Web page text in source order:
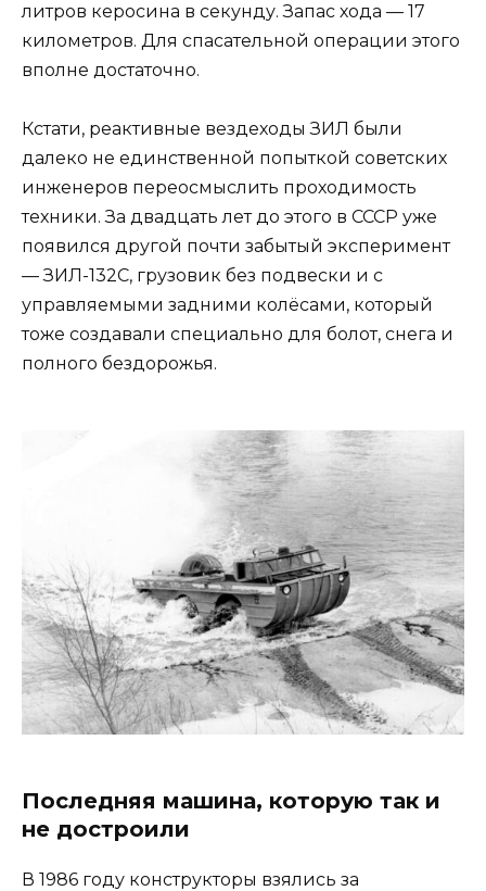
литров керосина в секунду. Запас хода — 17
километров. Для спасательной операции этого
вполне достаточно.
Кстати, реактивные вездеходы ЗИЛ были
далеко не единственной попыткой советских
инженеров переосмыслить проходимость
техники. За двадцать лет до этого в СССР уже
появился другой почти забытый эксперимент
— ЗИЛ-132С, грузовик без подвески и с
управляемыми задними колёсами, который
тоже создавали специально для болот, снега и
полного бездорожья.
Последняя машина, которую так и
не достроили
В 1986 году конструкторы взялись за